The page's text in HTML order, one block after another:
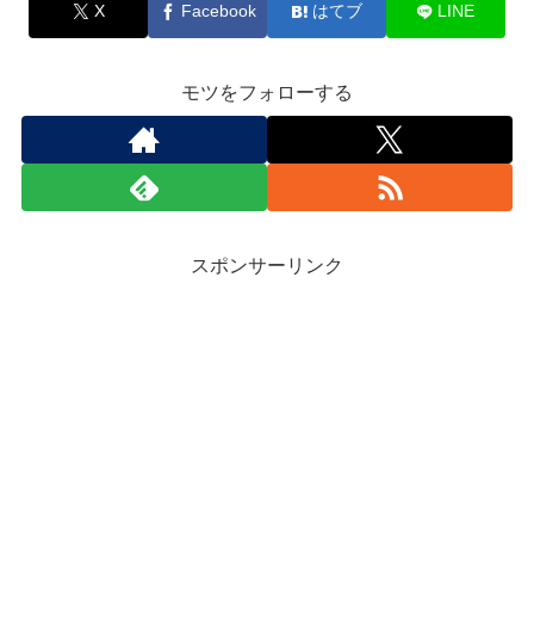
X Facebook はてブ LINE
モツをフォローする
スポンサーリンク